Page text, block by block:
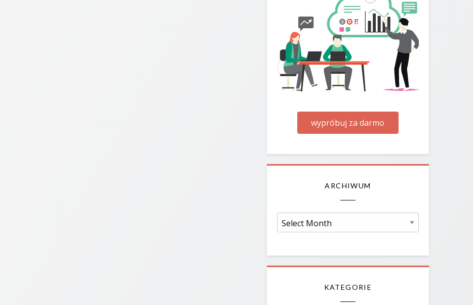
wypróbuj za darmo
ARCHIWUM
Archiwum
KATEGORIE